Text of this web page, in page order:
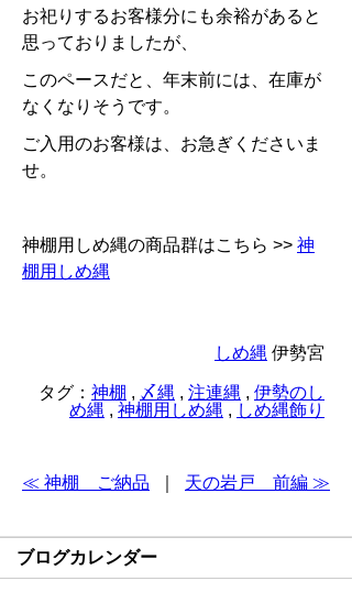
お祀りするお客様分にも余裕があると
思っておりましたが、
このペースだと、年末前には、在庫が
なくなりそうです。
ご入用のお客様は、お急ぎくださいま
せ。
神棚用しめ縄の商品群はこちら >> 神
棚用しめ縄
しめ縄 伊勢宮
タグ： 神棚 , 〆縄 , 注連縄 , 伊勢のし
め縄 , 神棚用しめ縄 , しめ縄飾り
≪ 神棚 ご納品 天の岩戸 前編 ≫
ブログカレンダー